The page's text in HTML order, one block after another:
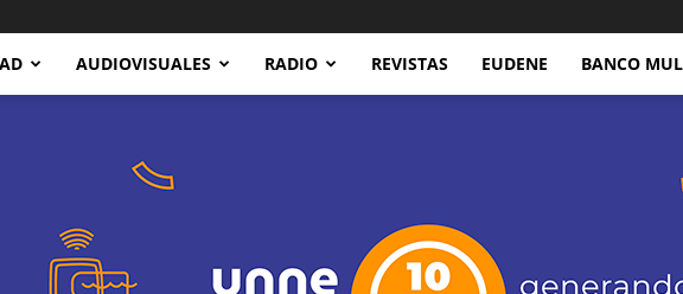
AUDIOVISUALES RADIO REVISTAS EUDENE BANCO